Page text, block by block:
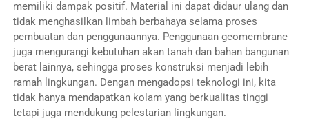
memiliki dampak positif. Material ini dapat didaur ulang dan
tidak menghasilkan limbah berbahaya selama proses
pembuatan dan penggunaannya. Penggunaan geomembrane
juga mengurangi kebutuhan akan tanah dan bahan bangunan
berat lainnya, sehingga proses konstruksi menjadi lebih
ramah lingkungan. Dengan mengadopsi teknologi ini, kita
tidak hanya mendapatkan kolam yang berkualitas tinggi
tetapi juga mendukung pelestarian lingkungan.